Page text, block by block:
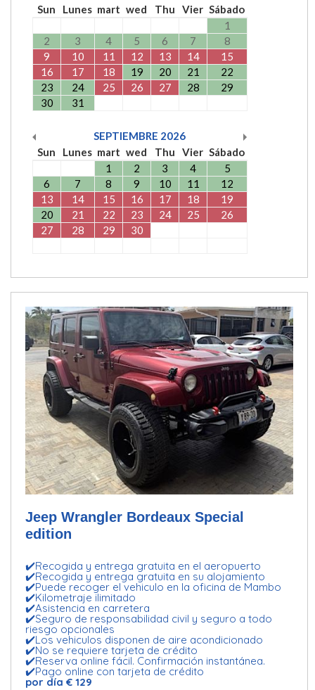
Sun
Lunes mart wed Thu Vier Sábado
1
2
3 4 5 6 7
8
9
10 11 12 13 14
15
16
17 18 19 20 21
22
23
24 25 26 27 28
29
30
31
SEPTIEMBRE 2026
Sun
Lunes mart wed Thu Vier Sábado
1
2 3 4
5
6
7 8 9 10 11
12
13
14 15 16 17 18
19
20
21 22 23 24 25
26
27
28 29 30
Jeep Wrangler Bordeaux Special
edition
✔️Recogida y entrega gratuita en el aeropuerto
✔️Recogida y entrega gratuita en su alojamiento
✔️Puede recoger el vehiculo en la oficina de Mambo
✔️Kilometraje ilimitado
✔️Asistencia en carretera
✔️Seguro de responsabilidad civil y seguro a todo
riesgo opcionales
✔️Los vehiculos disponen de aire acondicionado
✔️No se requiere tarjeta de crédito
✔️Reserva online fácil. Confirmación instantánea.
✔️Pago online con tarjeta de crédito
por día € 129